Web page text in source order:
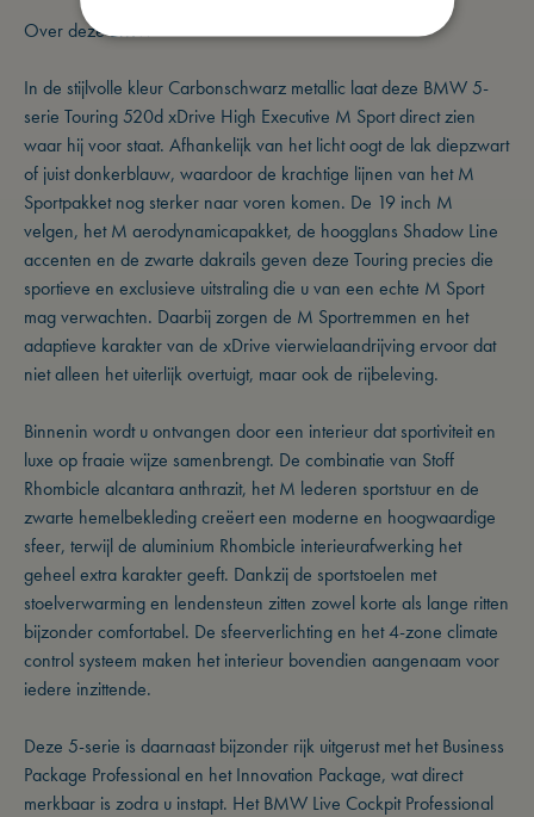
Over deze BMW
In de stijlvolle kleur Carbonschwarz metallic laat deze BMW 5-
serie Touring 520d xDrive High Executive M Sport direct zien
waar hij voor staat. Afhankelijk van het licht oogt de lak diepzwart
of juist donkerblauw, waardoor de krachtige lijnen van het M
Sportpakket nog sterker naar voren komen. De 19 inch M
velgen, het M aerodynamicapakket, de hoogglans Shadow Line
accenten en de zwarte dakrails geven deze Touring precies die
sportieve en exclusieve uitstraling die u van een echte M Sport
mag verwachten. Daarbij zorgen de M Sportremmen en het
adaptieve karakter van de xDrive vierwielaandrijving ervoor dat
niet alleen het uiterlijk overtuigt, maar ook de rijbeleving.
Binnenin wordt u ontvangen door een interieur dat sportiviteit en
luxe op fraaie wijze samenbrengt. De combinatie van Stoff
Rhombicle alcantara anthrazit, het M lederen sportstuur en de
zwarte hemelbekleding creëert een moderne en hoogwaardige
sfeer, terwijl de aluminium Rhombicle interieurafwerking het
geheel extra karakter geeft. Dankzij de sportstoelen met
stoelverwarming en lendensteun zitten zowel korte als lange ritten
bijzonder comfortabel. De sfeerverlichting en het 4-zone climate
control systeem maken het interieur bovendien aangenaam voor
iedere inzittende.
Deze 5-serie is daarnaast bijzonder rijk uitgerust met het Business
Package Professional en het Innovation Package, wat direct
merkbaar is zodra u instapt. Het BMW Live Cockpit Professional